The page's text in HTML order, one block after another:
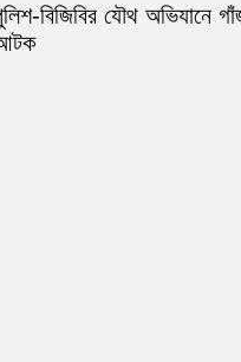
বিজিবির যৌথ অভিযানে
আটক